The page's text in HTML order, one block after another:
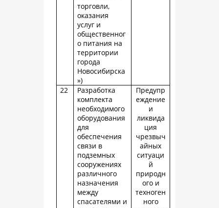
торговли,
оказания
услуг и
общественног
о питания на
территории
города
Новосибирска
»)
22
Разработка
комплекта
необходимого
оборудования
для
обеспечения
связи в
подземных
сооружениях
различного
назначения
между
спасателями и
Предупр
еждение
и
ликвида
ция
чрезвыч
айных
ситуаци
й
природн
ого и
техноген
ного